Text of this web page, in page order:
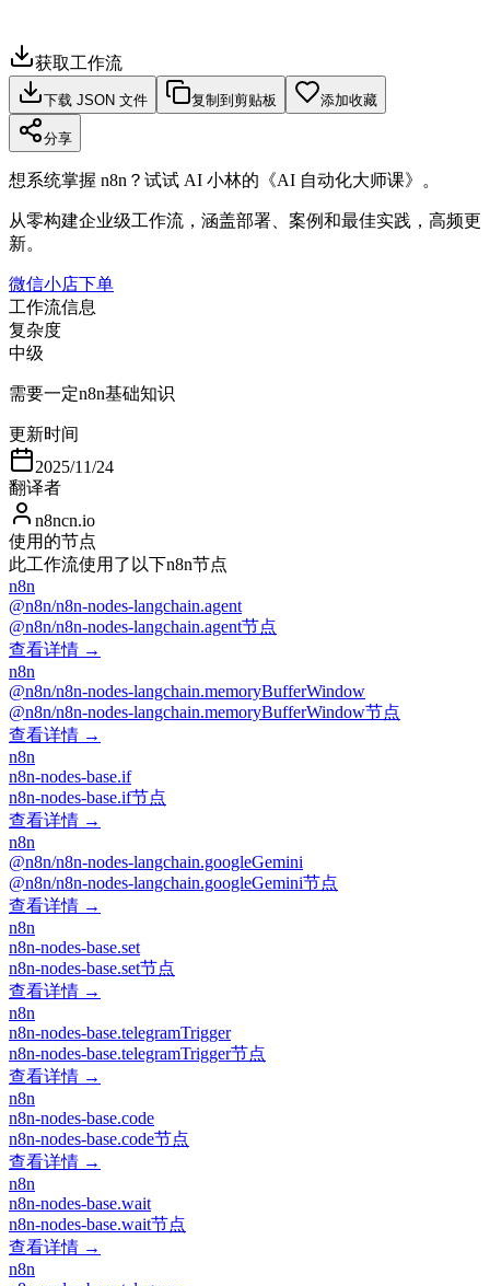
获取工作流
下载 JSON 文件 复制到剪贴板 添加收藏
分享
想系统掌握 n8n？试试 AI 小林的《AI 自动化大师课》。
从零构建企业级工作流，涵盖部署、案例和最佳实践，高频更
新。
微信小店下单
工作流信息
复杂度
中级
需要一定n8n基础知识
更新时间
2025/11/24
翻译者
n8ncn.io
使用的节点
此工作流使用了以下n8n节点
n8n
@n8n/n8n-nodes-langchain.agent
@n8n/n8n-nodes-langchain.agent节点
查看详情 →
n8n
@n8n/n8n-nodes-langchain.memoryBufferWindow
@n8n/n8n-nodes-langchain.memoryBufferWindow节点
查看详情 →
n8n
n8n-nodes-base.if
n8n-nodes-base.if节点
查看详情 →
n8n
@n8n/n8n-nodes-langchain.googleGemini
@n8n/n8n-nodes-langchain.googleGemini节点
查看详情 →
n8n
n8n-nodes-base.set
n8n-nodes-base.set节点
查看详情 →
n8n
n8n-nodes-base.telegramTrigger
n8n-nodes-base.telegramTrigger节点
查看详情 →
n8n
n8n-nodes-base.code
n8n-nodes-base.code节点
查看详情 →
n8n
n8n-nodes-base.wait
n8n-nodes-base.wait节点
查看详情 →
n8n